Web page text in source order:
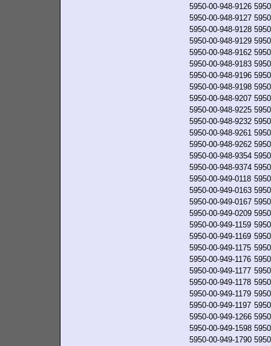
5950-00-948-9126
5950-00-948-9127
5950-00-948-9128
5950-00-948-9129
5950-00-948-9162
5950-00-948-9183
5950-00-948-9196
5950-00-948-9198
5950-00-948-9207
5950-00-948-9225
5950-00-948-9232
5950-00-948-9261
5950-00-948-9262
5950-00-948-9354
5950-00-948-9374
5950-00-949-0118
5950-00-949-0163
5950-00-949-0167
5950-00-949-0209
5950-00-949-1159
5950-00-949-1169
5950-00-949-1175
5950-00-949-1176
5950-00-949-1177
5950-00-949-1178
5950-00-949-1179
5950-00-949-1197
5950-00-949-1266
5950-00-949-1598
5950-00-949-1790